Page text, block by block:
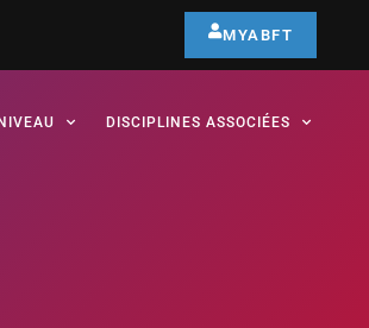
MYABFT
DISCIPLINES ASSOCIÉES